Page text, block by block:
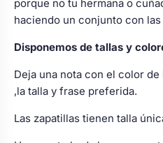
porque no tu hermana o
haciendo un conjunto con las
Disponemos de tallas y
Deja una nota con el color
,la talla y frase preferida.
Las zapatillas tienen talla